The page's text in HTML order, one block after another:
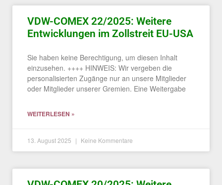
VDW-COMEX 22/2025: Weitere
Entwicklungen im Zollstreit EU-USA
Sie haben keine Berechtigung, um diesen Inhalt
einzusehen. ++++ HINWEIS: Wir vergeben die
personalisierten Zugänge nur an unsere Mitglieder
oder Mitglieder unserer Gremien. Eine Weitergabe
WEITERLESEN »
13. August 2025 Keine Kommentare